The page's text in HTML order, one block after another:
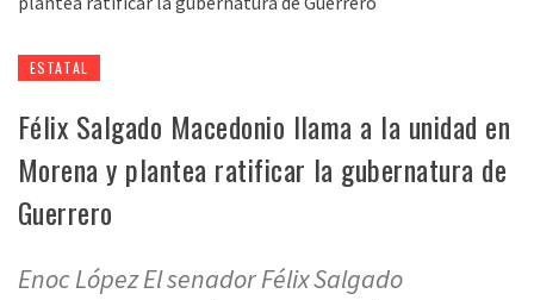
ESTATAL
Félix Salgado Macedonio llama a la unidad en
Morena y plantea ratificar la gubernatura de
Guerrero
Enoc López El senador Félix Salgado